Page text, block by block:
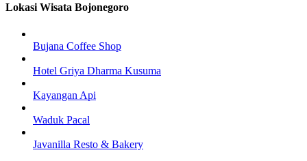
Lokasi Wisata Bojonegoro
Bujana Coffee Shop
Hotel Griya Dharma Kusuma
Kayangan Api
Waduk Pacal
Javanilla Resto & Bakery